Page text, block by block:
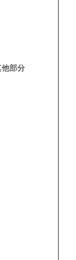
他部分